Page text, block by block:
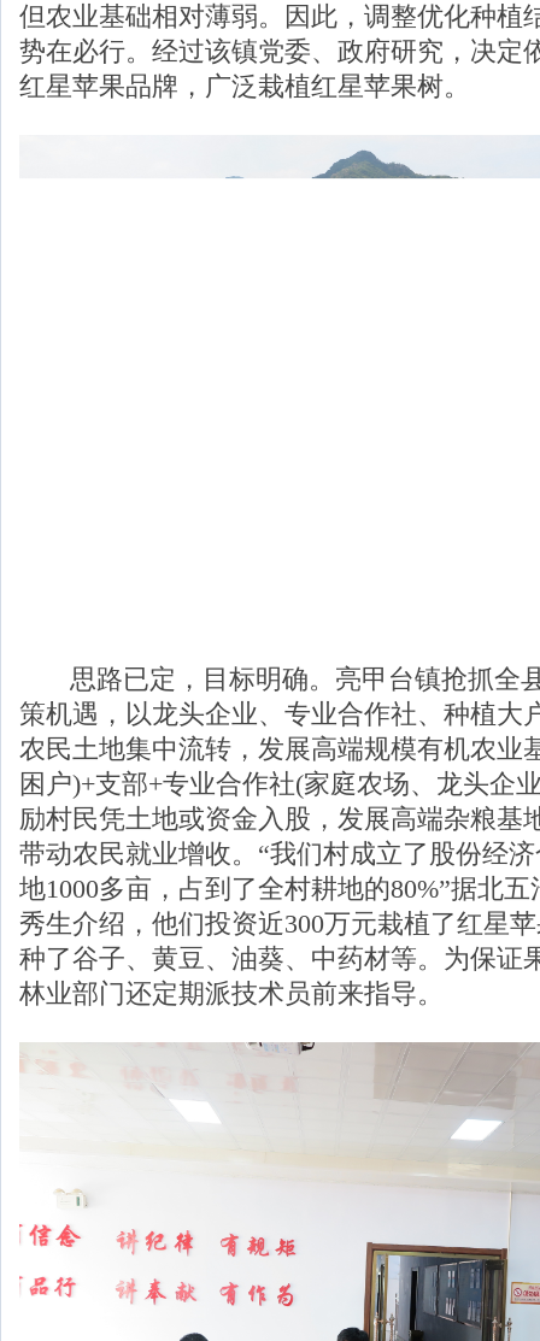
但农业基础相对薄弱。因此，调整优化种植
势在必行。经过该镇党委、政府研究，决定
红星苹果品牌，广泛栽植红星苹果树。
思路已定，目标明确。亮甲台镇抢抓全
策机遇，以龙头企业、专业合作社、种植大
农民土地集中流转，发展高端规模有机农业
困户)+支部+专业合作社(家庭农场、龙头企
励村民凭土地或资金入股，发展高端杂粮基
带动农民就业增收。“我们村成立了股份经
地1000多亩，占到了全村耕地的80%”据北
秀生介绍，他们投资近300万元栽植了红星
种了谷子、黄豆、油葵、中药材等。为保证
林业部门还定期派技术员前来指导。